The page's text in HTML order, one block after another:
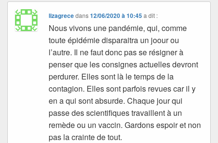
lizagrecedans12/06/2020 à 10:45 a dit :
Nous vivons une pandémie, qui, comme
toute épidémie disparaitra un joour ou
l’autre. Il ne faut donc pas se résigner à
penser que les consignes actuelles devront
perdurer. Elles sont là le temps de la
contagion. Elles sont parfois revues car il y
en a qui sont absurde. Chaque jour qui
passe des scientifiques travaillent à un
remède ou un vaccin. Gardons espoir et non
pas la crainte de tout.